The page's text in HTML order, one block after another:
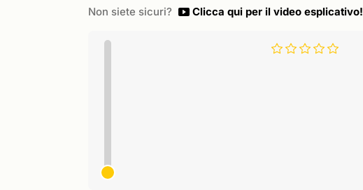
Non siete sicuri? Clicca qui per il video esplicativo!